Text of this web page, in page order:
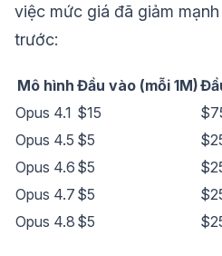
việc mức giá đã giảm
trước:
Mô hình Đầu vào (mỗi 1M)
Opus 4.1 $15
Opus 4.5 $5
Opus 4.6 $5
Opus 4.7 $5
Opus 4.8 $5